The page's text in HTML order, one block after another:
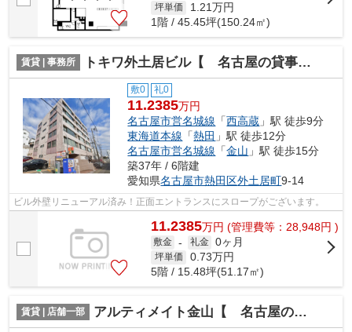
坪単価 1.21万円
1階 / 45.45坪(150.24㎡)
賃貸 | 事務所 トキワ外土居ビル【 名古屋の貸事務所・貸オフィス 】
敷0 礼0
11.2385万円
名古屋市営名城線 「西高蔵 」駅 徒歩9分
東海道本線 「熱田 」駅 徒歩12分
名古屋市営名城線 「金山 」駅 徒歩15分
築37年 / 6階建
愛知県名古屋市熱田区外土居町9-14
ビル外壁リニューアル済み！正面エントランスにスロープがございます。
11.2385万円 (管理費等：28,948円 )
敷金 - 礼金 0ヶ月
坪単価 0.73万円
5階 / 15.48坪(51.17㎡)
賃貸 | 店舗一部 アルティメイト金山【 名古屋の貸事務所・貸オフィス 】